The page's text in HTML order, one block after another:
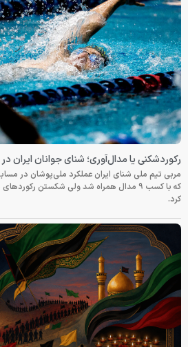
رکوردشکنی یا مدال‌آوری؛ شنای جوانان ایران در
مربی تیم ملی شنای ایران عملکرد ملی‌پوشان در
که با کسب ۹ مدال همراه شد ولی شکستن
کرد.